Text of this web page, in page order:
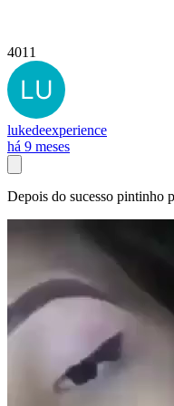
4011
lukedeexperience
há 9 meses
Depois do sucesso pintinho